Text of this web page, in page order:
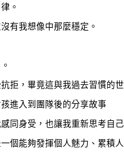
。
有我想像中那麼穩定。
拒，畢竟這與我過去習慣的
進入到團隊後的分享故事
同身受，也讓我重新思考自己
個能夠發揮個人魅力、累積